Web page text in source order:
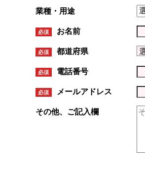
業種・用途
必須 お名前
必須 都道府県
必須 電話番号
必須 メールアドレス
その他、ご記入欄